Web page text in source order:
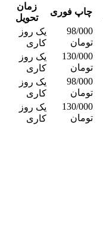
چاپ فوری
زمان
تحویل
98/000
تومان
یک روز
کاری
130/000
تومان
یک روز
کاری
98/000
تومان
یک روز
کاری
130/000
تومان
یک روز
کاری